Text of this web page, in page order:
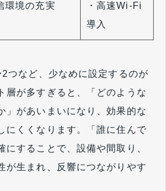
環境の充実
・高速Wi-Fi
導入
つなど、少なめに設定するのが
層が多すぎると、「どのような
」があいまいになり、効果的な
にくくなります。「誰に住んで
にすることで、設備や間取り、
が生まれ、反響につながりやす